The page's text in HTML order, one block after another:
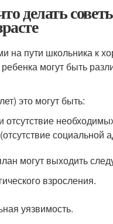
делать
пути школьника к
могут быть
это могут быть:
отсутствие
социальной
могут выходить
взросления.
уязвимость.